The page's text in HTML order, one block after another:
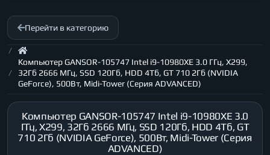
Перейти в категорию
Компьютер GANSOR-105747 Intel i9-10980XE 3.0 ГГц, X299,
32Гб 2666 МГц, SSD 120Гб, HDD 4Тб, GT 710 2Гб (NVIDIA
GeForce), 500Вт, Midi-Tower (Серия ADVANCED)
Компьютер GANSOR-105747 Intel i9-10980XE 3.0
ГГц, X299, 32Гб 2666 МГц, SSD 120Гб, HDD 4Тб, GT
710 2Гб (NVIDIA GeForce), 500Вт, Midi-Tower (Серия
ADVANCED)